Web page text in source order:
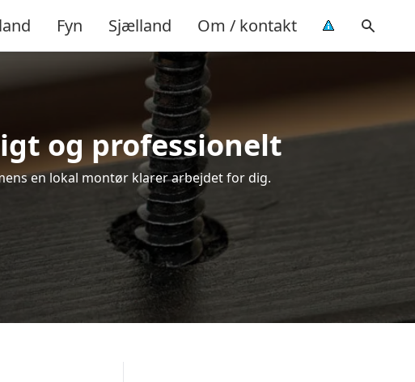
Fyn Sjælland Om / kontakt
og professionelt
en lokal montør klarer arbejdet for dig.